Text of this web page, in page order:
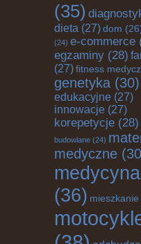
(35)
dieta (27) dom
(24) e-commerce
egzaminy (28)
(27) fitness
genetyka (30)
edukacyjne (27)
innowacje (27)
korepetycje (28)
budowlane (24)
medyczne
medycyna
(36) mieszkanie